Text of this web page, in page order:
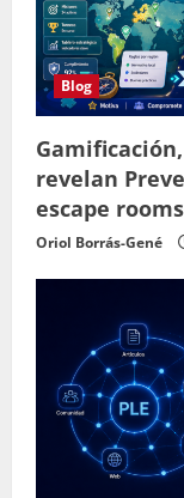
Blog
revelan
escape
Oriol Borrás-Gené